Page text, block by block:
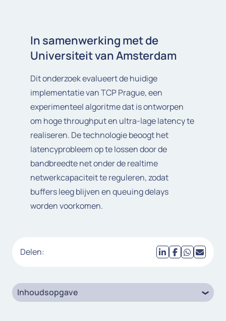
In samenwerking met de
Universiteit van Amsterdam
Dit onderzoek evalueert de huidige
implementatie van TCP Prague, een
experimenteel algoritme dat is ontworpen
om hoge throughput en ultra-lage latency te
realiseren. De technologie beoogt het
latencyprobleem op te lossen door de
bandbreedte net onder de realtime
netwerkcapaciteit te reguleren, zodat
buffers leeg blijven en queuing delays
worden voorkomen.
Delen:
Inhoudsopgave